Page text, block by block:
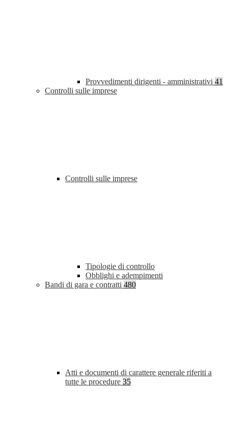
Provvedimenti dirigenti - amministrativi 41
Controlli sulle imprese
Controlli sulle imprese
Tipologie di controllo
Obblighi e adempimenti
Bandi di gara e contratti 480
Atti e documenti di carattere generale riferiti a
tutte le procedure 35